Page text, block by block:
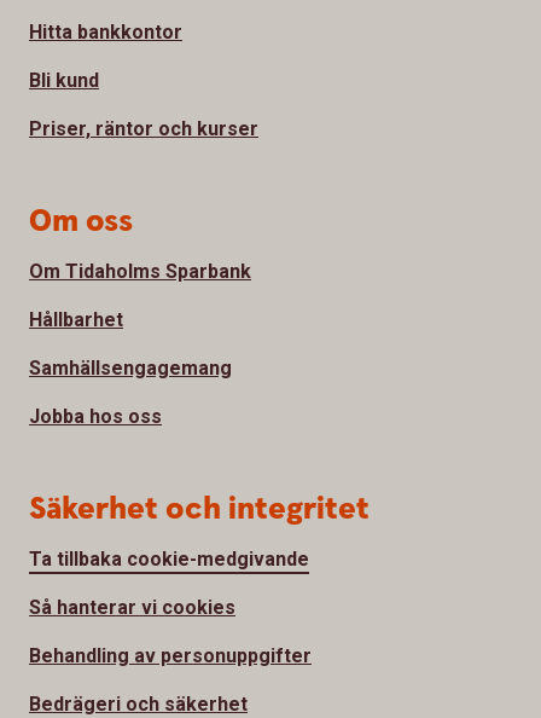
Hitta bankkontor
Bli kund
Priser, räntor och kurser
Om oss
Om Tidaholms Sparbank
Hållbarhet
Samhällsengagemang
Jobba hos oss
Säkerhet och integritet
Ta tillbaka cookie-medgivande
Så hanterar vi cookies
Behandling av personuppgifter
Bedrägeri och säkerhet